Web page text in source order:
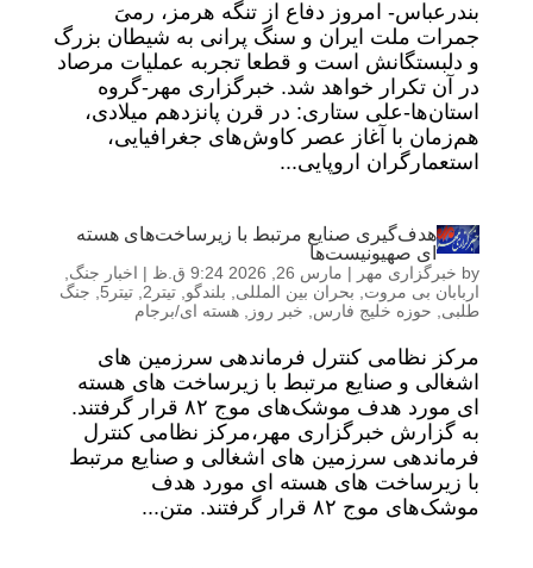
بندرعباس- امروز دفاع از تنگه هرمز، رمیَ
جمرات ملت ایران و سنگ پرانی به شیطان بزرگ
و دلبستگانش است و قطعا تجربه عملیات مرصاد
در آن تکرار خواهد شد. خبرگزاری مهر-گروه
استان‌ها-علی ستاری: در قرن پانزدهم میلادی،
هم‌زمان با آغاز عصر کاوش‌های جغرافیایی،
استعمارگران اروپایی...
هدف‌گیری صنایع مرتبط با زیرساخت‌های هسته
ای صهیونیست‌ها
by خبرگزاری مهر | مارس 26, 2026 9:24 ق.ظ | اخبار جنگ
اربابان بی مروت
بحران بین المللی بلندگو تیتر2 تیتر5
جنگ
طلبی
حوزه خلیج فارس خبر روز هسته ای/برجام
مرکز نظامی کنترل فرماندهی سرزمین های
اشغالی و صنایع مرتبط با زیرساخت های هسته
ای مورد هدف موشک‌های موج ۸۲ قرار گرفتند.
به گزارش خبرگزاری مهر،مرکز نظامی کنترل
فرماندهی سرزمین های اشغالی و صنایع مرتبط
با زیرساخت های هسته ای مورد هدف
موشک‌های موج ۸۲ قرار گرفتند. متن...